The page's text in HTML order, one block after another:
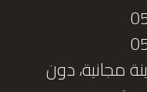
مجانية، دون